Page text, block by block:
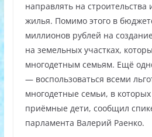
направлять на строительства
жилья. Помимо этого в
миллионов рублей на
на земельных участках,
многодетным семьям. Ещё
— воспользоваться всеми
многодетные семьи, в
приёмные дети, сообщил
парламента Валерий Раенко.